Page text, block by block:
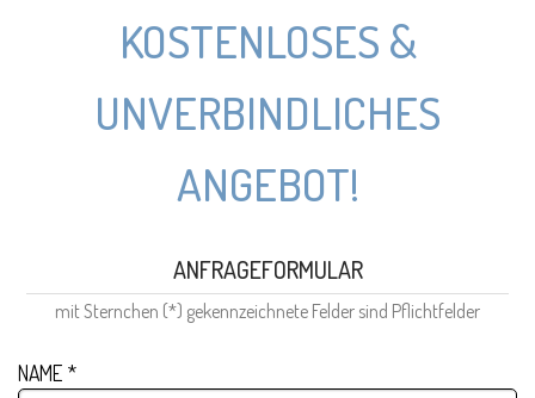
KOSTENLOSES &
UNVERBINDLICHES
ANGEBOT!
ANFRAGEFORMULAR
mit Sternchen (*) gekennzeichnete Felder sind Pflichtfelder
NAME *